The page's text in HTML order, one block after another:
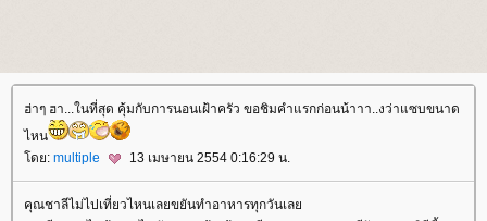
ฮ่าๆ ฮา...ในที่สุด คุ้มกับการนอนเฝ้าครัว ขอชิมคำแรกก่อนน้าาา..งว่าแซบขนาด
ไหน
ดย: multiple 13 เมษายน 2554 0:16:29 น.
คุณชาลีไม่ไปเที่ยวไหนเลยขยันทำอาหารทุกวันเล